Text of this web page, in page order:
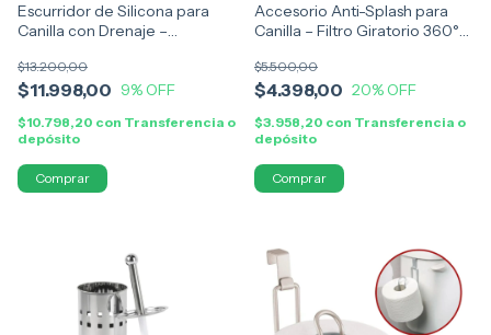
Escurridor de Silicona para
Canilla con Drenaje –
$11.998,00
$13.200,00
9% OFF
$10.798,20 con Transferencia o
depósito
Comprar
Accesorio Anti-Splash para
Canilla – Filtro Giratorio 360°
$4.398,00
$5.500,00
20% OFF
$3.958,20 con Transferencia o
depósito
Comprar